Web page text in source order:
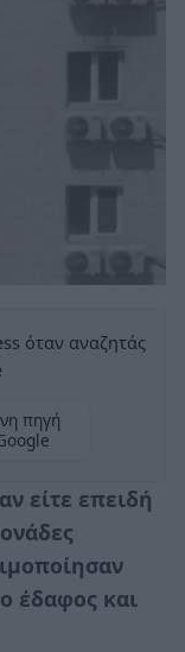
όταν αναζητάς
πηγή
είτε επειδή
έδαφος και